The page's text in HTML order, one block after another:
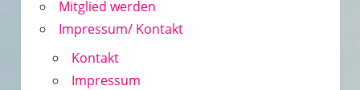
Mitglied werden
Impressum/ Kontakt
Kontakt
Impressum